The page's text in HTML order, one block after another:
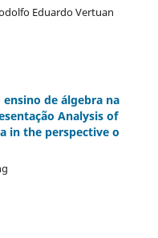
Eduardo Vertuan
ensino de álgebra na
Analysis of
in the perspective o